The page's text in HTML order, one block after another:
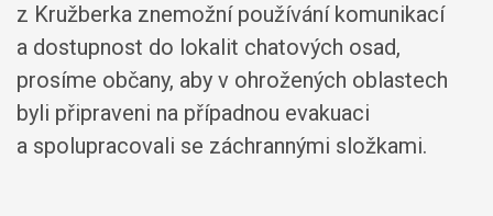
z Kružberka znemožní používání komunikací
a dostupnost do lokalit chatových osad,
prosíme občany, aby v ohrožených oblastech
byli připraveni na případnou evakuaci
a spolupracovali se záchrannými složkami.